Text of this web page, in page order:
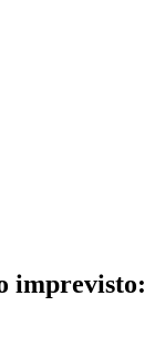
imprevisto: